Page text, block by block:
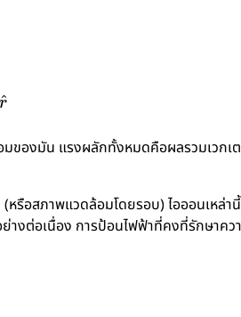
ของมัน แรงผลักทั้งหมดคือผลรวมเวก
หรือสภาพแวดล้อมโดยรอบ) ไอออนเหล่
ย่างต่อเนื่อง การป้อนไฟฟ้าที่คงที่รักษา